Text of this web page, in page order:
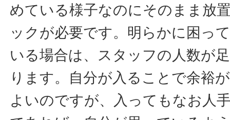
めている様子なのにそのまま放
ックが必要です。明らかに困っ
いる場合は、スタッフの人数が
ります。自分が入ることで余裕
よいのですが、入ってもなお人